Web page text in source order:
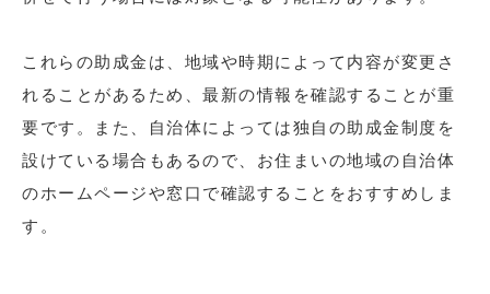
これらの助成金は、地域や時期によって内容が変更さ
れることがあるため、最新の情報を確認することが重
要です。また、自治体によっては独自の助成金制度を
設けている場合もあるので、お住まいの地域の自治体
のホームページや窓口で確認することをおすすめしま
す。